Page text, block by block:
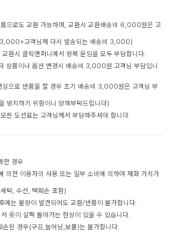
으로도 교환 가능하며, 교환시 교환배송비 6,000원은 고
3,000+고객님께 다시 발송되는 배송비 3,000)
환시 클릭앤퍼니에서 왕복 운임을 모두 부담합니다.
상품이나 옵션 변경시 배송비 3,000원 고객님 부담입니
심으로 반품을 할 경우 초기 배송비 3,000원은 고객님 부
방지하기 위함이니 양해부탁드립니다)
든 도선료는 고객님께서 부담해주셔야 합니다.
한 경우
의한 이용자의 사용 또는 일부 소비에 의하여 재화 가치가
탁, 수선, 택훼손 포함)
에는 불량이 발견되어도 교환/반품이 불가합니다.
옷이 살짝 돌아가는 현상이 있을 수 있습니다.
된 경우(구김,늘어남,보풀)는 불가합니다.